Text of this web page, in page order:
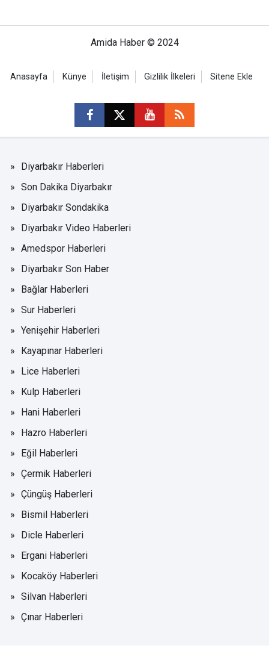
Amida Haber © 2024
Anasayfa Künye İletişim Gizlilik İlkeleri Sitene Ekle
Diyarbakır Haberleri
Son Dakika Diyarbakır
Diyarbakır Sondakika
Diyarbakır Video Haberleri
Amedspor Haberleri
Diyarbakır Son Haber
Bağlar Haberleri
Sur Haberleri
Yenişehir Haberleri
Kayapınar Haberleri
Lice Haberleri
Kulp Haberleri
Hani Haberleri
Hazro Haberleri
Eğil Haberleri
Çermik Haberleri
Çüngüş Haberleri
Bismil Haberleri
Dicle Haberleri
Ergani Haberleri
Kocaköy Haberleri
Silvan Haberleri
Çınar Haberleri